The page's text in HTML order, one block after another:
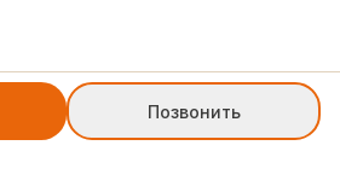
Позвонить